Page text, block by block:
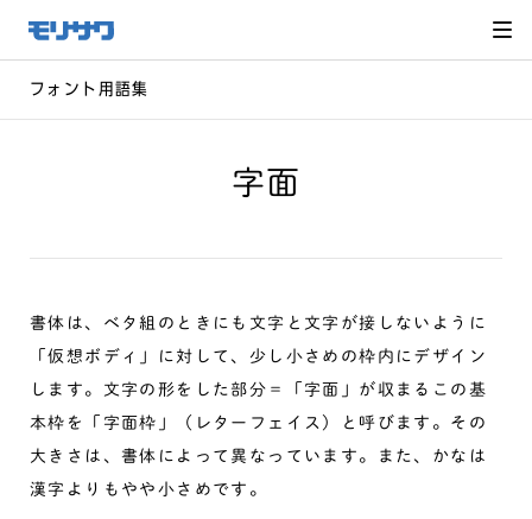
メ
ニュー
飛ばし
へ移動
フォント用語集
字面
書体は、ベタ組のときにも文字と文字が接しないように
「仮想ボディ」に対して、少し小さめの枠内にデザイン
します。文字の形をした部分＝「字面」が収まるこの基
本枠を「字面枠」（レターフェイス）と呼びます。その
大きさは、書体によって異なっています。また、かなは
漢字よりもやや小さめです。